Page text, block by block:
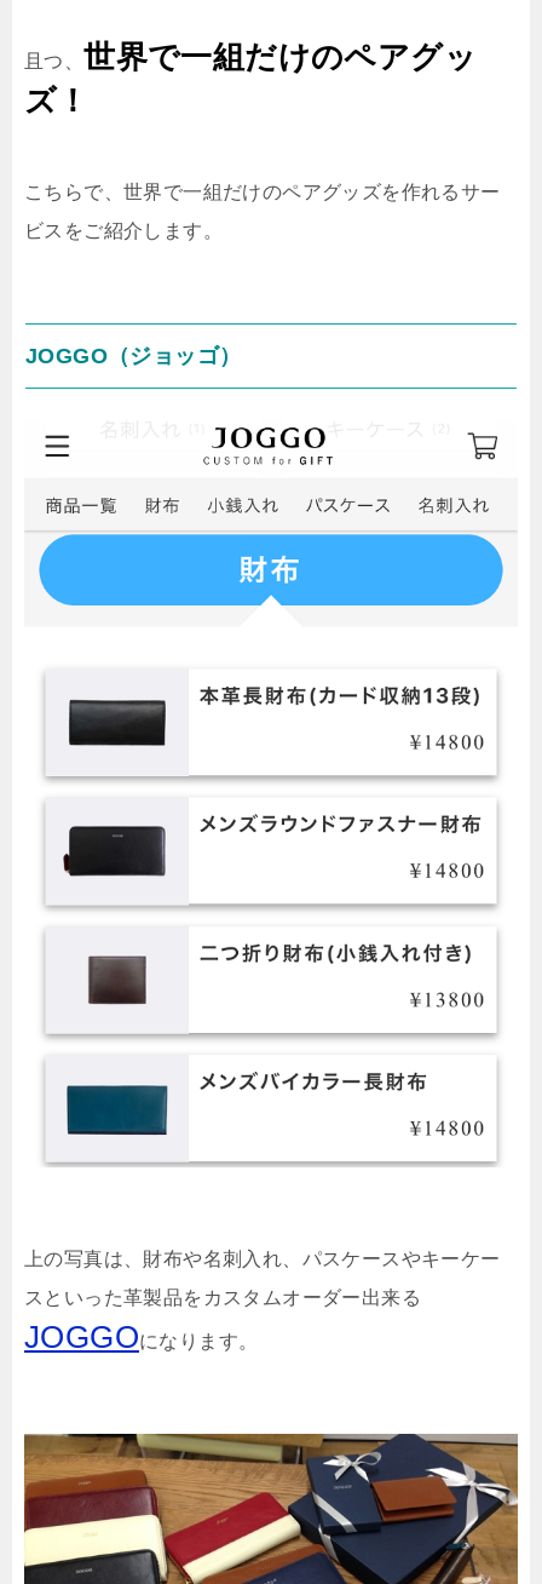
且つ、 世界で一組だけのペアグッ
ズ！
こちらで、世界で一組だけのペアグッズを作れるサー
ビスをご紹介します。
JOGGO（ジョッゴ）
上の写真は、財布や名刺入れ、パスケースやキーケー
スといった革製品をカスタムオーダー出来る
JOGGOになります。